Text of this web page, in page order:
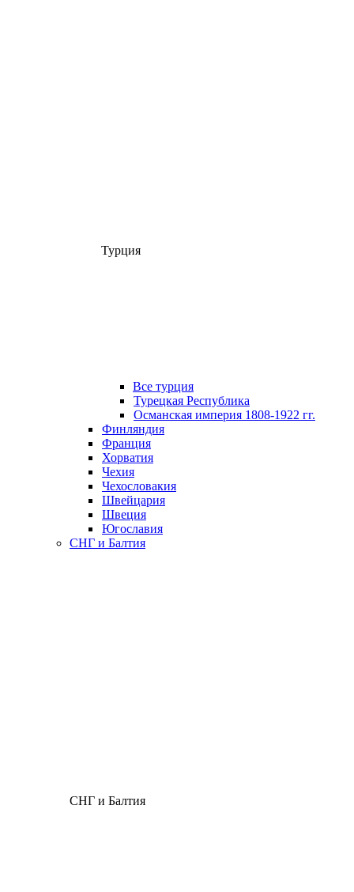
Турция
Все турция
Турецкая Республика
Османская империя 1808-1922 гг.
Финляндия
Франция
Хорватия
Чехия
Чехословакия
Швейцария
Швеция
Югославия
СНГ и Балтия
СНГ и Балтия